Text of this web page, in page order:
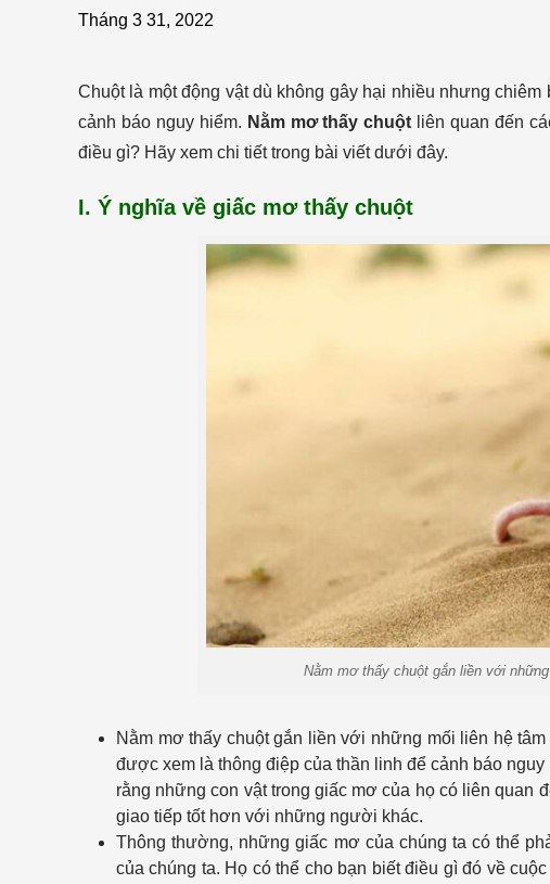
Tháng 3 31, 2022
Chuột là một động vật dù không gây hại nhiều nhưng
cảnh báo nguy hiểm. Nằm mơ thấy chuột liên quan đến
điều gì? Hãy xem chi tiết trong bài viết dưới đây.
I. Ý nghĩa về giấc mơ thấy chuột
Nằm mơ thấy chuột gắn liền với
Nằm mơ thấy chuột gắn liền với những mối liên hệ
được xem là thông điệp của thần linh để cảnh báo
rằng những con vật trong giấc mơ của họ có liên quan
giao tiếp tốt hơn với những người khác.
Thông thường, những giấc mơ của chúng ta có thể
của chúng ta. Họ có thể cho bạn biết điều gì đó về